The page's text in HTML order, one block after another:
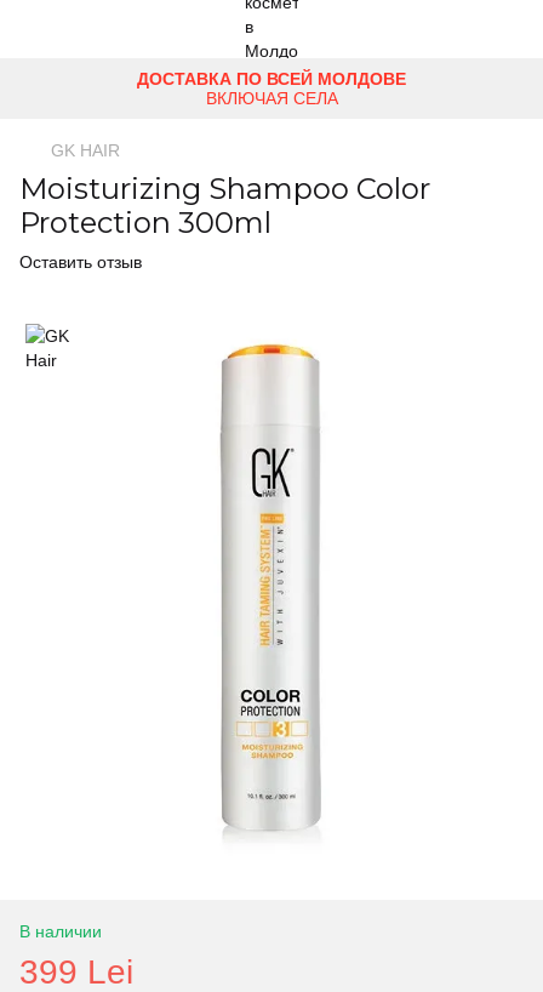
ДОСТАВКА ПО ВСЕЙ МОЛДОВЕ
ВКЛЮЧАЯ СЕЛА
GK HAIR
Moisturizing Shampoo Color
Protection 300ml
Оставить отзыв
В наличии
399 Lei